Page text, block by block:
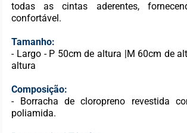
todas as cintas aderentes,
confortável.
Tamanho:
- Largo - P 50cm de altura |M 60cm de
altura
Composição:
- Borracha de cloropreno revestida
poliamida.